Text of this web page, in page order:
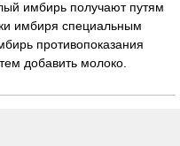
имбирь получают путям
имбиря специальным
противопоказания
добавить молоко.